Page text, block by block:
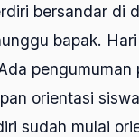
bersandar di
bapak.
pengumuman
orientasi
sudah mulai